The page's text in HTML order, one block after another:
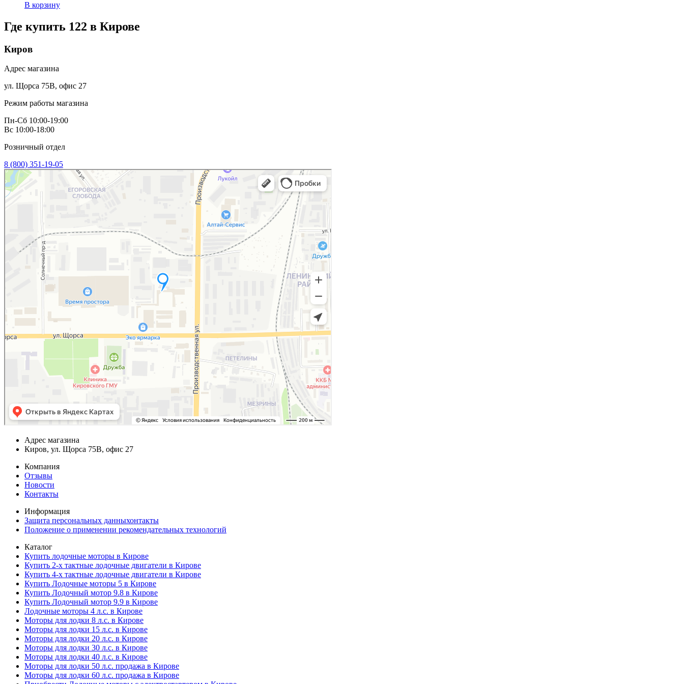
В корзину
Где купить 122 в Кирове
Киров
Адрес магазина
ул. Щорса 75В, офис 27
Режим работы магазина
Пн-Сб 10:00-19:00
Вс 10:00-18:00
Розничный отдел
8 (800) 351-19-05
Адрес магазина
Киров, ул. Щорса 75В, офис 27
Компания
Отзывы
Новости
Контакты
Информация
Защита персональных данныхонтакты
Положение о применении рекомендательных технологий
Каталог
Купить лодочные моторы в Кирове
Купить 2-х тактные лодочные двигатели в Кирове
Купить 4-х тактные лодочные двигатели в Кирове
Купить Лодочные моторы 5 в Кирове
Купить Лодочный мотор 9.8 в Кирове
Купить Лодочный мотор 9.9 в Кирове
Лодочные моторы 4 л.с. в Кирове
Моторы для лодки 8 л.с. в Кирове
Моторы для лодки 15 л.с. в Кирове
Моторы для лодки 20 л.с. в Кирове
Моторы для лодки 30 л.с. в Кирове
Моторы для лодки 40 л.с. в Кирове
Моторы для лодки 50 л.с. продажа в Кирове
Моторы для лодки 60 л.с. продажа в Кирове